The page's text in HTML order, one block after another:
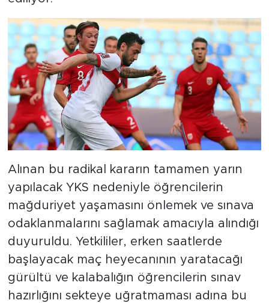
Alınan bu radikal kararın tamamen yarın
yapılacak YKS nedeniyle öğrencilerin
mağduriyet yaşamasını önlemek ve sınava
odaklanmalarını sağlamak amacıyla alındığı
duyuruldu. Yetkililer, erken saatlerde
başlayacak maç heyecanının yaratacağı
gürültü ve kalabalığın öğrencilerin sınav
hazırlığını sekteye uğratmaması adına bu